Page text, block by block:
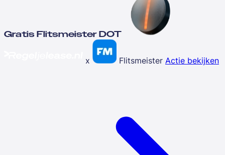
Gratis Flitsmeister DOT
x Flitsmeister Actie bekijken